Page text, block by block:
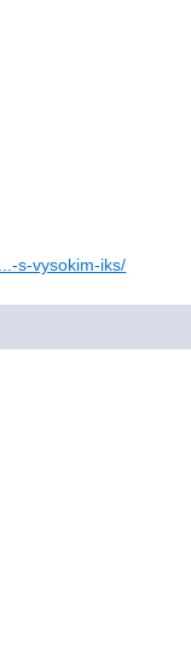
s-vysokim-iks/